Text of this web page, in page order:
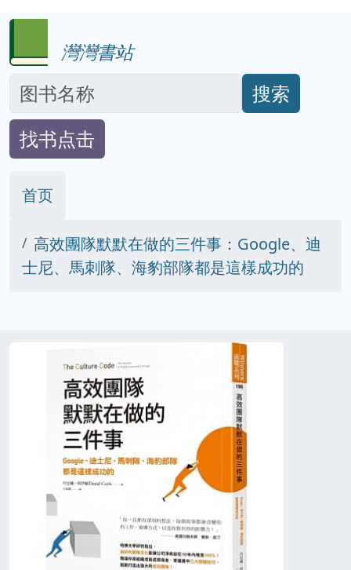
灣灣書站
搜索
找书点击
首页
高效團隊默默在做的三件事：Google、迪
士尼、馬刺隊、海豹部隊都是這樣成功的